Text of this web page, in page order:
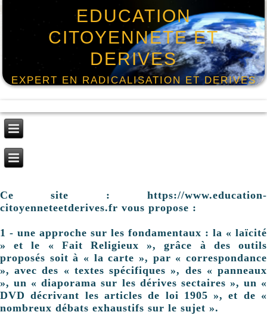
EDUCATION
CITOYENNETE ET
DERIVES
EXPERT EN RADICALISATION ET DERIVES
Ce site : https://www.education-
citoyenneteetderives.fr vous propose :
1 - une approche sur les fondamentaux : la « laïcité
» et le « Fait Religieux », grâce à des outils
proposés soit à « la carte », par « correspondance
», avec des « textes spécifiques », des « panneaux
», un « diaporama sur les dérives sectaires », un «
DVD décrivant les articles de loi 1905 », et de «
nombreux débats exhaustifs sur le sujet ».